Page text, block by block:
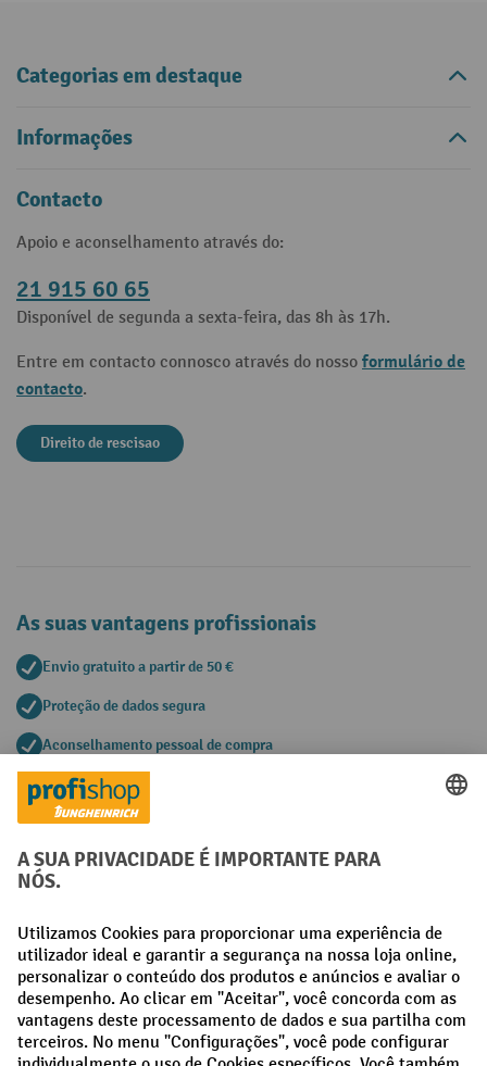
Categorias em destaque
Informações
Contacto
Apoio e aconselhamento através do:
21 915 60 65
Disponível de segunda a sexta-feira, das 8h às 17h.
Entre em contacto connosco através do nosso formulário de
contacto.
Direito de rescisao
As suas vantagens profissionais
Envio gratuito a partir de 50 €
Proteção de dados segura
Aconselhamento pessoal de compra
Métodos de pagamento
Redes sociais
Facebook
LinkedIn
Instagram